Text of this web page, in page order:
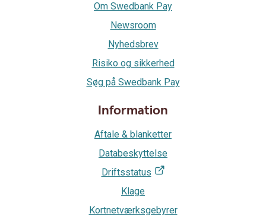
Om Swedbank Pay
Newsroom
Nyhedsbrev
Risiko og sikkerhed
Søg på Swedbank Pay
Information
Aftale & blanketter
Databeskyttelse
Driftsstatus
Klage
Kortnetværksgebyrer